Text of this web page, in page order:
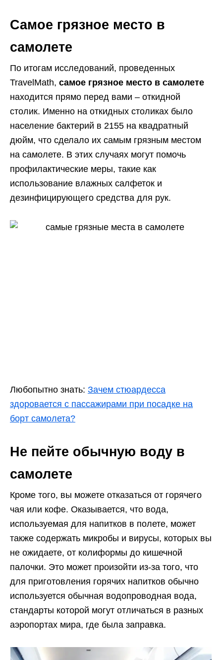
Самое грязное место в
самолете
По итогам исследований, проведенных
TravelMath, самое грязное место в самолете
находится прямо перед вами – откидной
столик. Именно на откидных столиках было
население бактерий в 2155 на квадратный
дюйм, что сделало их самым грязным местом
на самолете. В этих случаях могут помочь
профилактические меры, такие как
использование влажных салфеток и
дезинфицирующего средства для рук.
Любопытно знать: Зачем стюардесса
здоровается с пассажирами при посадке на
борт самолета?
Не пейте обычную воду в
самолете
Кроме того, вы можете отказаться от горячего
чая или кофе. Оказывается, что вода,
используемая для напитков в полете, может
также содержать микробы и вирусы, которых вы
не ожидаете, от колиформы до кишечной
палочки. Это может произойти из-за того, что
для приготовления горячих напитков обычно
используется обычная водопроводная вода,
стандарты которой могут отличаться в разных
аэропортах мира, где была заправка.